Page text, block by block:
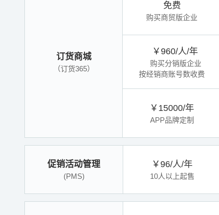
订货商城
（订货365）
免费
购买商贸版企业
￥960/人/年
购买分销版企业
按经销商账号数收费
￥15000/年
APP品牌定制
促销活动管理
(PMS)
￥96/人/年
10人以上起售